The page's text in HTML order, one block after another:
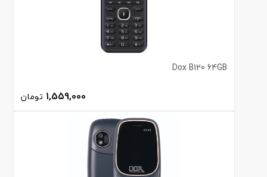
Dox B120 64GB
1,559,000 تومان